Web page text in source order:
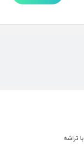
هواوی از میت‌بوک فولد 2026 با تراشه